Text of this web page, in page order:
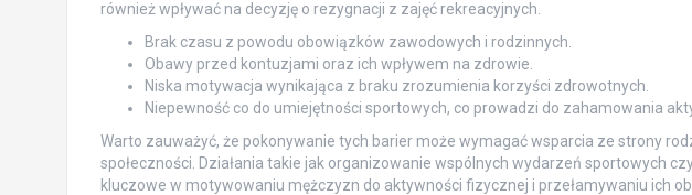
również wpływać na decyzję o rezygnacji z zajęć rekreacyjnych.
Brak czasu z powodu obowiązków zawodowych i rodzinnych.
Obawy przed kontuzjami oraz ich wpływem na zdrowie.
Niska motywacja wynikająca z braku zrozumienia korzyści zdrowotnych.
Niepewność co do umiejętności sportowych, co prowadzi do zahamowania
Warto zauważyć, że pokonywanie tych barier może wymagać wsparcia ze strony
społeczności. Działania takie jak organizowanie wspólnych wydarzeń sportowych
kluczowe w motywowaniu mężczyzn do aktywności fizycznej i przełamywaniu ich